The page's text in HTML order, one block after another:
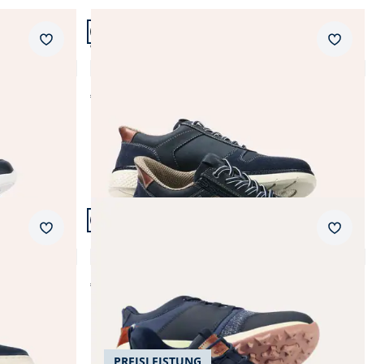
Abbrechen
Merkzettel
Artikel 3 von 11.
Wasserdichter Sneaker
€ 99,99
Merkzettel
Artikel 6 von 11.
€ 99,99